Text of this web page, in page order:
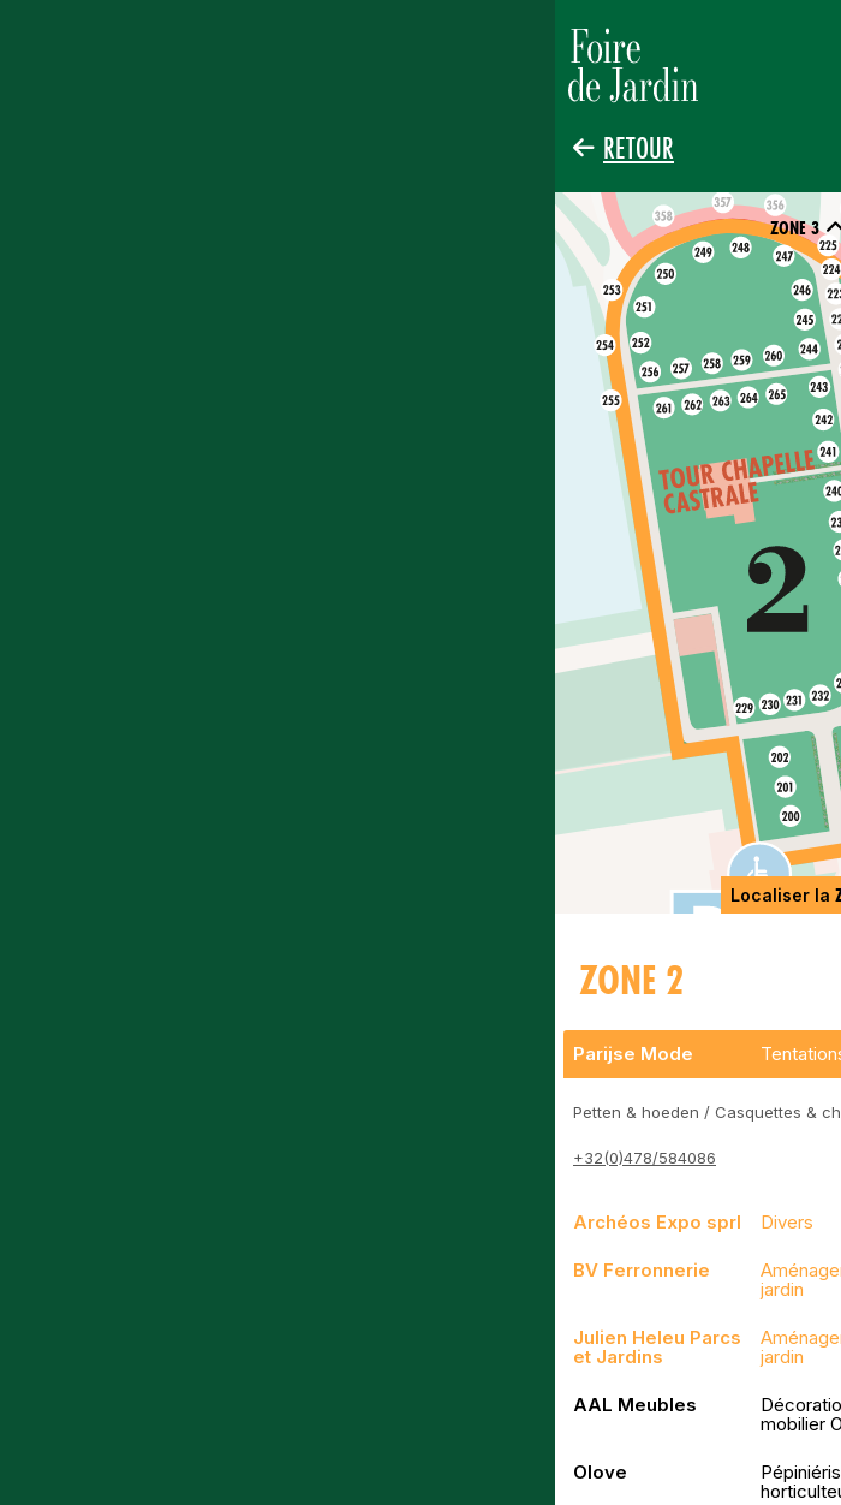
RETOUR
Localiser la
ZONE 3
ZONE 2
Parijse Mode
Petten & hoeden / Casquettes &
+32(0)478/584086
Archéos Expo sprl Divers
BV Ferronnerie
jardin
Julien Heleu Parcs
et Jardins
jardin
AAL Meubles
mobilier
Olove